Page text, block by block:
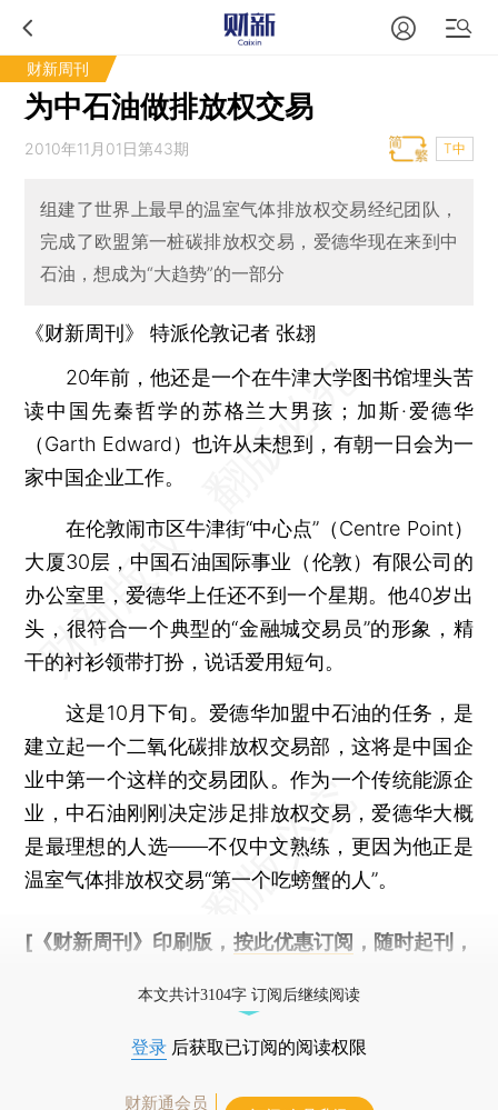
财新周刊
为中石油做排放权交易
2010年11月01日第43期 T中
组建了世界上最早的温室气体排放权交易经纪团队，
完成了欧盟第一桩碳排放权交易，爱德华现在来到中
石油，想成为“大趋势”的一部分
《财新周刊》 特派伦敦记者张翃
20年前，他还是一个在牛津大学图书馆埋头苦
读中国先秦哲学的苏格兰大男孩；加斯·爱德华
（Garth Edward）也许从未想到，有朝一日会为一
家中国企业工作。
在伦敦闹市区牛津街“中心点”（Centre Point）
大厦30层，中国石油国际事业（伦敦）有限公司的
办公室里，爱德华上任还不到一个星期。他40岁出
头，很符合一个典型的“金融城交易员”的形象，精
干的衬衫领带打扮，说话爱用短句。
这是10月下旬。爱德华加盟中石油的任务，是
建立起一个二氧化碳排放权交易部，这将是中国企
业中第一个这样的交易团队。作为一个传统能源企
业，中石油刚刚决定涉足排放权交易，爱德华大概
是最理想的人选——不仅中文熟练，更因为他正是
温室气体排放权交易“第一个吃螃蟹的人”。
[《财新周刊》印刷版， 按此优惠订阅 ，随时起刊，
本文共计3104字 订阅后继续阅读
登录 后获取已订阅的阅读权限
财新通会员